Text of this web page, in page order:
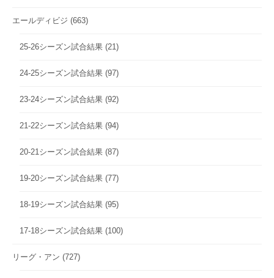
エールディビジ (663)
25-26シーズン試合結果 (21)
24-25シーズン試合結果 (97)
23-24シーズン試合結果 (92)
21-22シーズン試合結果 (94)
20-21シーズン試合結果 (87)
19-20シーズン試合結果 (77)
18-19シーズン試合結果 (95)
17-18シーズン試合結果 (100)
リーグ・アン (727)